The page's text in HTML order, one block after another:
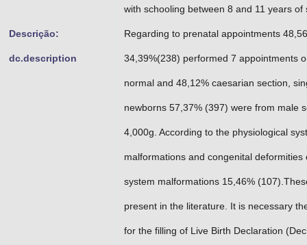
Descrição:
dc.description
with schooling between 8 and 11 years
Regarding to prenatal appointments
34,39%(238) performed 7 appointments
normal and 48,12% caesarian section,
newborns 57,37% (397) were from male
4,000g. According to the physiological
malformations and congenital
system malformations 15,46%
present in the literature. It is necessary
for the filling of Live Birth Declaration